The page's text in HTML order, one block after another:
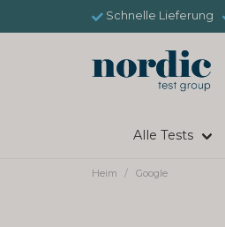
Schnelle Lieferung
Alle Tests
Heim Google